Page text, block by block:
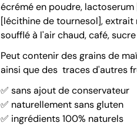
écrémé en poudre, lactoserum
[lécithine de tournesol], extrait
soufflé à l'air chaud, café,
Peut contenir des grains de
ainsi que des traces d'autres
✅ sans ajout de conservateur
✅ naturellement sans gluten
✅ ingrédients 100% naturels